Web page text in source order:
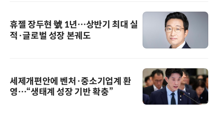
휴젤 장두현 號 1년…상반기 최대 실
적·글로벌 성장 본궤도
세제개편안에 벤처·중소기업계 환
영…“생태계 성장 기반 확충”